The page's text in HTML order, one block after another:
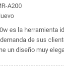
A200
es la herramienta
de sus
un diseño muy